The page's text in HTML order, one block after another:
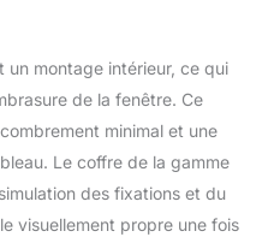
montage intérieur, ce qui
de la fenêtre. Ce
minimal et une
Le coffre de la gamme
des fixations et du
visuellement propre une fois